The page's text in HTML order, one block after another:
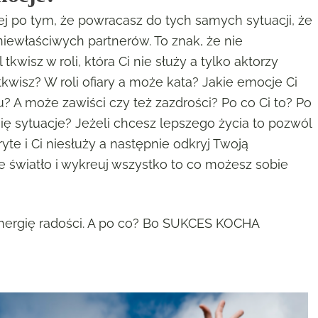
po tym, że powracasz do tych samych sytuacji, że
partnerów. To znak, że nie
w roli, która Ci nie służy a tylko aktorzy
W roli ofiary a może kata? Jakie emocje Ci
A może zawiści czy też zazdrości? Po co Ci to? Po
sytuacje? Jeżeli chcesz lepszego życia to pozwól
i Ci niesłuży a następnie odkryj Twoją
światło i wykreuj wszystko to co możesz sobie
radości. A po co? Bo SUKCES KOCHA